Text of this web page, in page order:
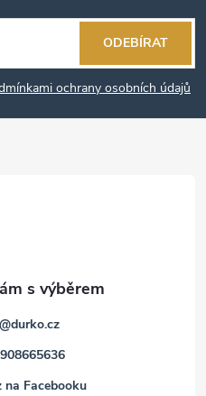
ochrany osobních údajů
ODEBÍRAT
@durko.cz
na Facebooku